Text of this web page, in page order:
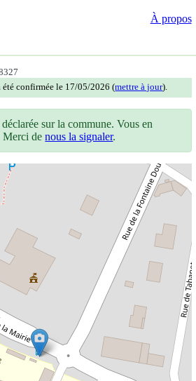
À propos
été confirmée le 17/05/2026 (mettre à jour).
sur la commune. Vous en
Merci denous la signaler.